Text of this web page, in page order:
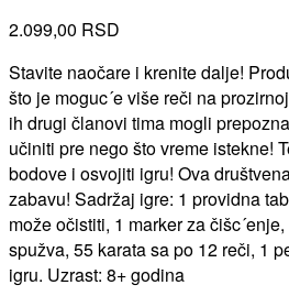
2.099,00 RSD
Stavite naočare i krenite dalje!
što je moguc´e više reči na
ih drugi članovi tima mogli
učiniti pre nego što vreme istekne!
bodove i osvojiti igru! Ova
zabavu! Sadržaj igre: 1 providna
može očistiti, 1 marker za
spužva, 55 karata sa po 12 reči, 1
igru. Uzrast: 8+ godina